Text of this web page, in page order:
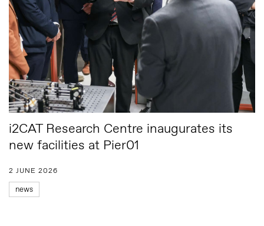
i2CAT Research Centre inaugurates its
new facilities at Pier01
2 JUNE 2026
news